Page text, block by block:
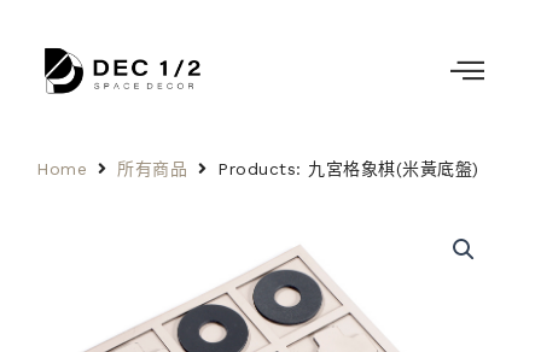
Home 所有商品 Products: 九宮格象棋(米黃底盤)